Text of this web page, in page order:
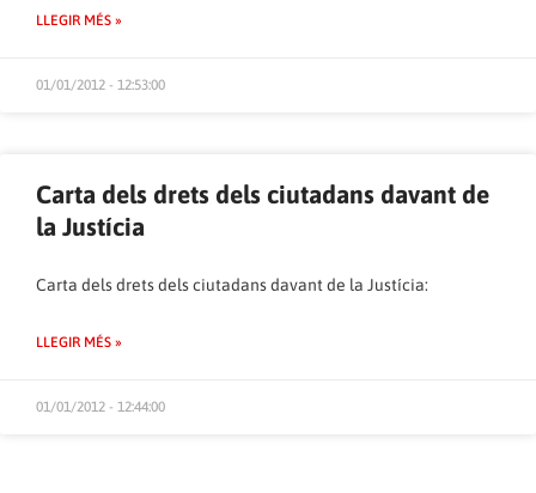
LLEGIR MÉS »
01/01/2012 - 12:53:00
Carta dels drets dels ciutadans davant de
la Justícia
Carta dels drets dels ciutadans davant de la Justícia:
LLEGIR MÉS »
01/01/2012 - 12:44:00